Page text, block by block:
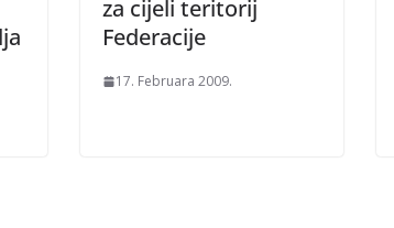
za cijeli teritorij
Federacije
17. Februara 2009.